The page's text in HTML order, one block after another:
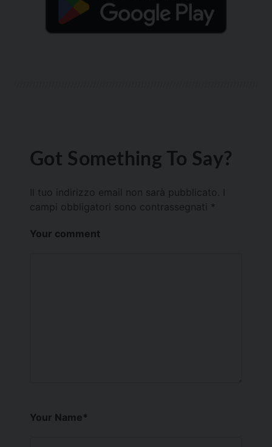
Got Something To Say?
Il tuo indirizzo email non sarà pubblicato.
campi obbligatori sono contrassegnati *
Your comment
Your Name*